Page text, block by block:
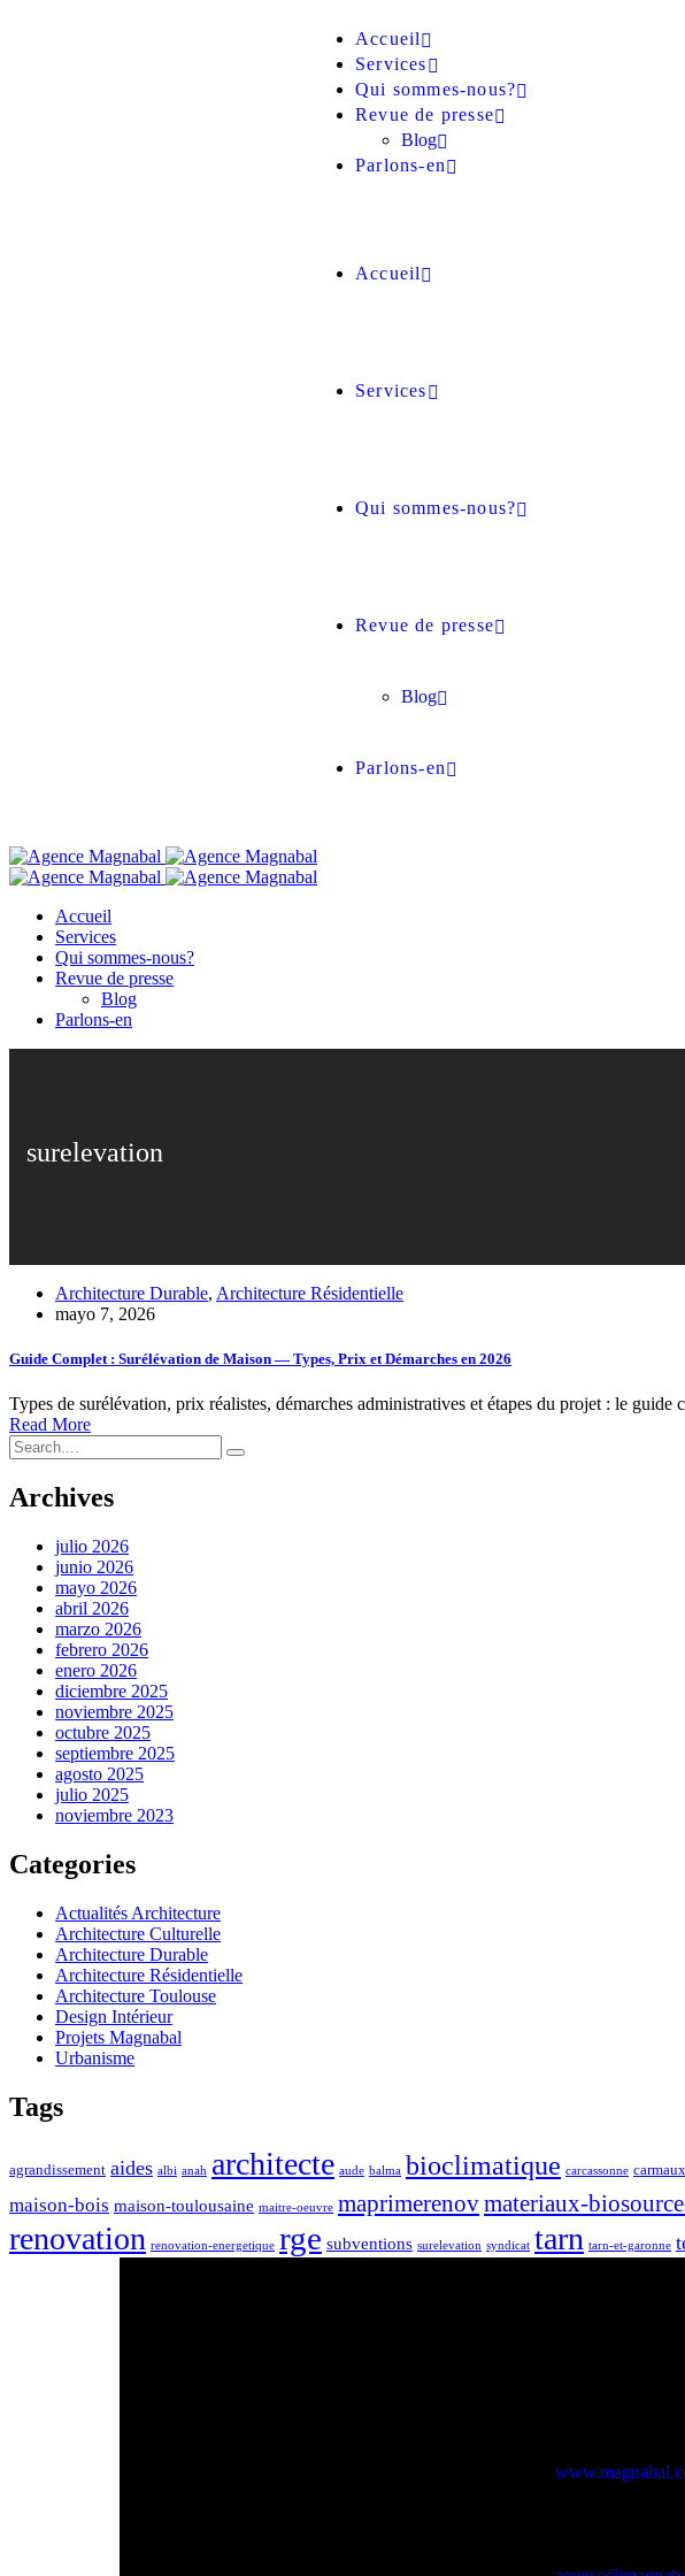
Accueil
Services
Qui sommes-nous?
Revue de presse
Blog
Parlons-en
Accueil
Services
Qui sommes-nous?
Revue de presse
Blog
Parlons-en
Accueil
Services
Qui sommes-nous?
Revue de presse
Blog
Parlons-en
surelevation
Architecture Durable, Architecture Résidentielle
mayo 7, 2026
Guide Complet : Surélévation de Maison — Types, Prix et Démarches en 2026
Types de surélévation, prix réalistes, démarches administratives et étapes du projet : le
Read More
Archives
julio 2026
junio 2026
mayo 2026
abril 2026
marzo 2026
febrero 2026
enero 2026
diciembre 2025
noviembre 2025
octubre 2025
septiembre 2025
agosto 2025
julio 2025
noviembre 2023
Categories
Actualités Architecture
Architecture Culturelle
Architecture Durable
Architecture Résidentielle
Architecture Toulouse
Design Intérieur
Projets Magnabal
Urbanisme
Tags
agrandissement aides albi anah architecte aude balma bioclimatique carcassonne carmaux
maison-bois maison-toulousaine maitre-oeuvre maprimerenovmateriaux-
renovation renovation-energetique rge subventions surelevation syndicat tarn tarn-et-garonne